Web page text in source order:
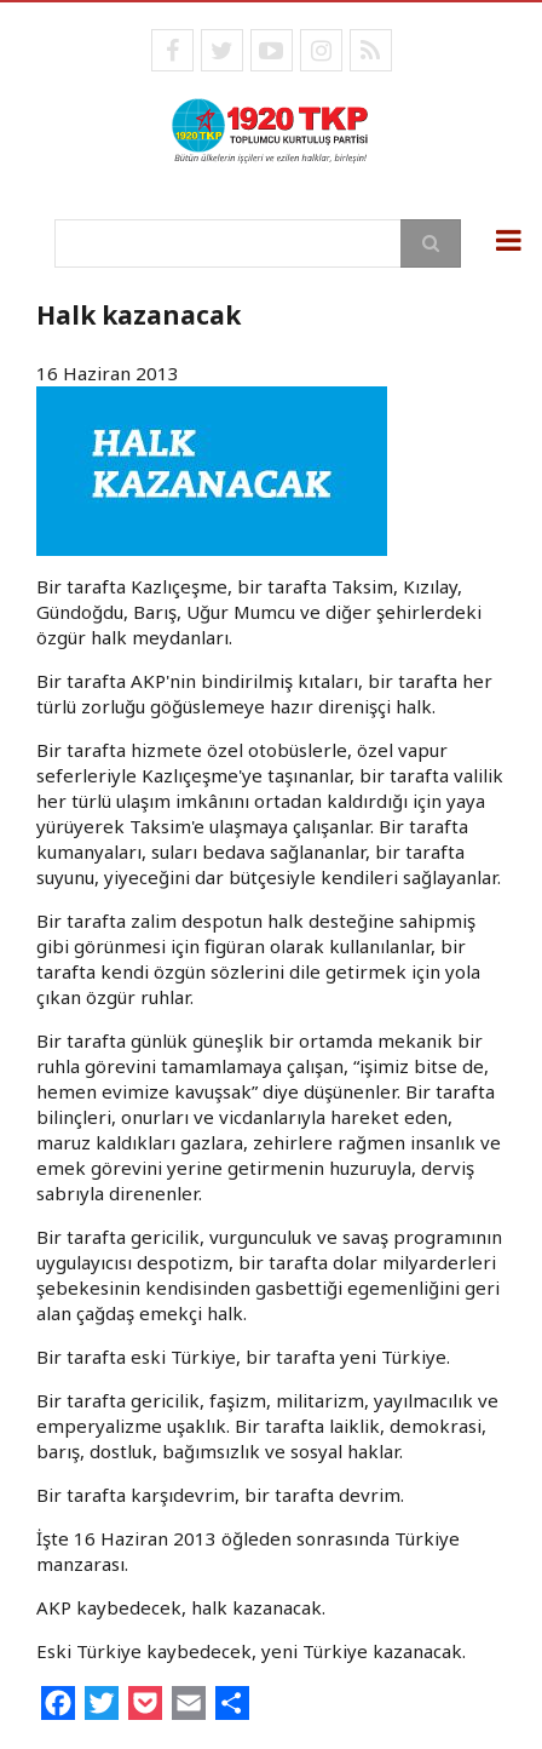
facebooktwitteryoutubeinstagram
RSS
Ara
Halk kazanacak
16 Haziran 2013
Bir tarafta Kazlıçeşme, bir tarafta Taksim, Kızılay,
Gündoğdu, Barış, Uğur Mumcu ve diğer şehirlerdeki
özgür halk meydanları.
Bir tarafta AKP'nin bindirilmiş kıtaları, bir tarafta her
türlü zorluğu göğüslemeye hazır direnişçi halk.
Bir tarafta hizmete özel otobüslerle, özel vapur
seferleriyle Kazlıçeşme'ye taşınanlar, bir tarafta valilik
her türlü ulaşım imkânını ortadan kaldırdığı için yaya
yürüyerek Taksim'e ulaşmaya çalışanlar. Bir tarafta
kumanyaları, suları bedava sağlananlar, bir tarafta
suyunu, yiyeceğini dar bütçesiyle kendileri sağlayanlar.
Bir tarafta zalim despotun halk desteğine sahipmiş
gibi görünmesi için figüran olarak kullanılanlar, bir
tarafta kendi özgün sözlerini dile getirmek için yola
çıkan özgür ruhlar.
Bir tarafta günlük güneşlik bir ortamda mekanik bir
ruhla görevini tamamlamaya çalışan, “işimiz bitse de,
hemen evimize kavuşsak” diye düşünenler. Bir tarafta
bilinçleri, onurları ve vicdanlarıyla hareket eden,
maruz kaldıkları gazlara, zehirlere rağmen insanlık ve
emek görevini yerine getirmenin huzuruyla, derviş
sabrıyla direnenler.
Bir tarafta gericilik, vurgunculuk ve savaş programının
uygulayıcısı despotizm, bir tarafta dolar milyarderleri
şebekesinin kendisinden gasbettiği egemenliğini geri
alan çağdaş emekçi halk.
Bir tarafta eski Türkiye, bir tarafta yeni Türkiye.
Bir tarafta gericilik, faşizm, militarizm, yayılmacılık ve
emperyalizme uşaklık. Bir tarafta laiklik, demokrasi,
barış, dostluk, bağımsızlık ve sosyal haklar.
Bir tarafta karşıdevrim, bir tarafta devrim.
İşte 16 Haziran 2013 öğleden sonrasında Türkiye
manzarası.
AKP kaybedecek, halk kazanacak.
Eski Türkiye kaybedecek, yeni Türkiye kazanacak.
FacebookTwitterPocketEmail